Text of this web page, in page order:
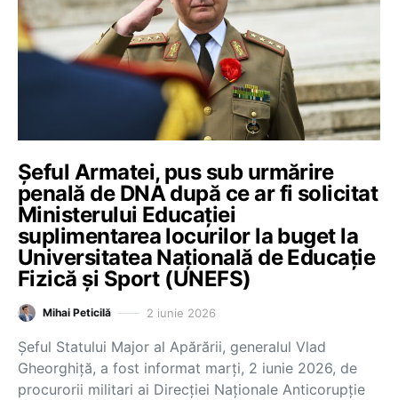
Șeful Armatei, pus sub urmărire
penală de DNA după ce ar fi solicitat
Ministerului Educației
suplimentarea locurilor la buget la
Universitatea Națională de Educație
Fizică și Sport (UNEFS)
Mihai Peticilă 2 iunie 2026
Șeful Statului Major al Apărării, generalul Vlad
Gheorghiță, a fost informat marți, 2 iunie 2026, de
procurorii militari ai Direcției Naționale Anticorupție